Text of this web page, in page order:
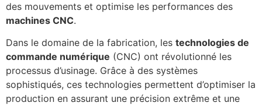
des mouvements et optimise les performances des
machines CNC.
Dans le domaine de la fabrication, les technologies de
commande numérique (CNC) ont révolutionné les
processus d’usinage. Grâce à des systèmes
sophistiqués, ces technologies permettent d’optimiser la
production en assurant une précision extrême et une